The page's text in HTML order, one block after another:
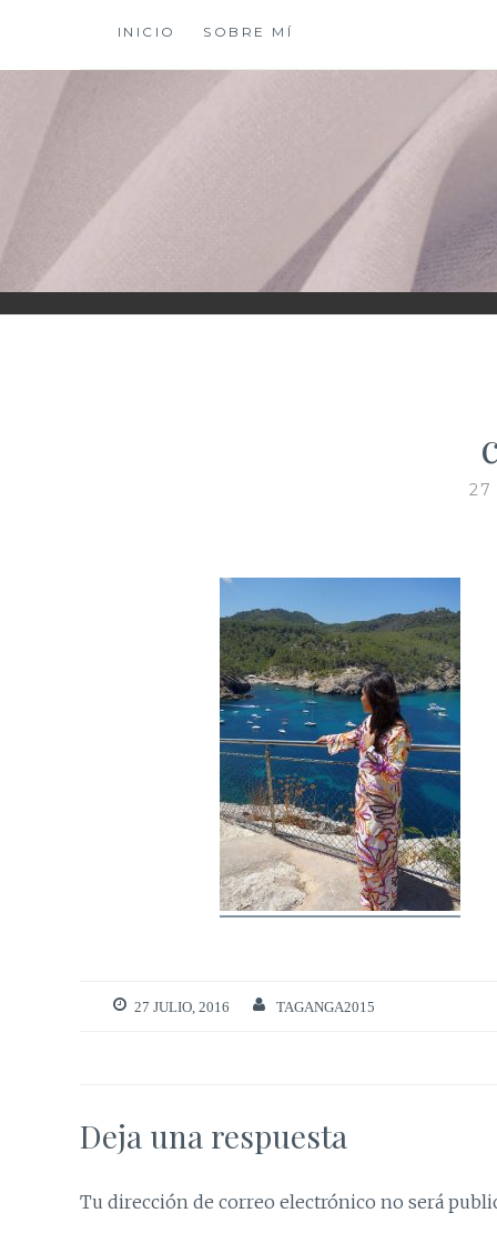
contenido
INICIO SOBRE MÍ
XIOMY LAMADRID
27
27 JULIO, 2016 TAGANGA2015
Deja una respuesta
Tu dirección de correo electrónico no será